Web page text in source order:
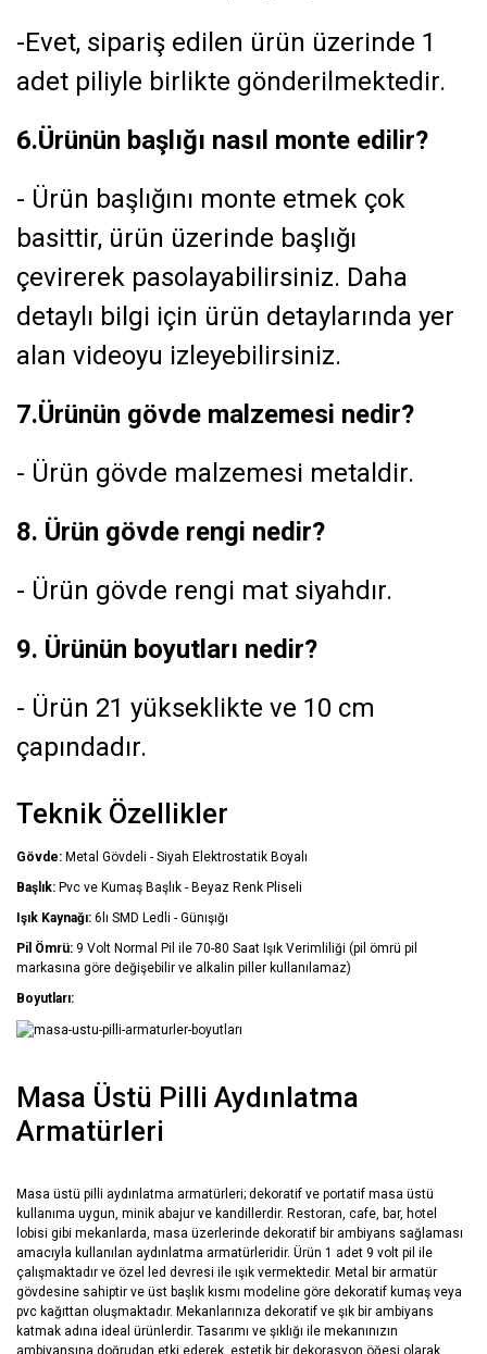
-Evet, sipariş edilen ürün üzerinde 1
adet piliyle birlikte gönderilmektedir.
6.Ürünün başlığı nasıl monte edilir?
- Ürün başlığını monte etmek çok
basittir, ürün üzerinde başlığı
çevirerek pasolayabilirsiniz. Daha
detaylı bilgi için ürün detaylarında yer
alan videoyu izleyebilirsiniz.
7.Ürünün gövde malzemesi nedir?
- Ürün gövde malzemesi metaldir.
8. Ürün gövde rengi nedir?
- Ürün gövde rengi mat siyahdır.
9. Ürünün boyutları nedir?
- Ürün 21 yükseklikte ve 10 cm
çapındadır.
Teknik Özellikler
Gövde: Metal Gövdeli - Siyah Elektrostatik Boyalı
Başlık: Pvc ve Kumaş Başlık - Beyaz Renk Pliseli
Işık Kaynağı: 6lı SMD Ledli - Günışığı
Pil Ömrü: 9 Volt Normal Pil ile 70-80 Saat Işık Verimliliği (pil ömrü pil
markasına göre değişebilir ve alkalin piller kullanılamaz)
Boyutları:
Masa Üstü Pilli Aydınlatma
Armatürleri
Masa üstü pilli aydınlatma armatürleri; dekoratif ve portatif masa üstü
kullanıma uygun, minik abajur ve kandillerdir. Restoran, cafe, bar, hotel
lobisi gibi mekanlarda, masa üzerlerinde dekoratif bir ambiyans sağlaması
amacıyla kullanılan aydınlatma armatürleridir. Ürün 1 adet 9 volt pil ile
çalışmaktadır ve özel led devresi ile ışık vermektedir. Metal bir armatür
gövdesine sahiptir ve üst başlık kısmı modeline göre dekoratif kumaş veya
pvc kağıttan oluşmaktadır. Mekanlarınıza dekoratif ve şık bir ambiyans
katmak adına ideal ürünlerdir. Tasarımı ve şıklığı ile mekanınızın
ambiyansına doğrudan etki ederek, estetik bir dekorasyon öğesi olarak